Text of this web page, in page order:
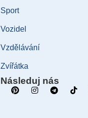
Sport
Vozidel
Vzdělávání
Zvířátka
Následuj nás